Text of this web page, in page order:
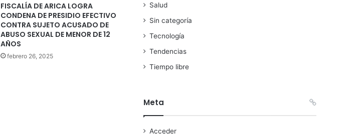
FISCALÍA DE ARICA LOGRA
CONDENA DE PRESIDIO EFECTIVO
CONTRA SUJETO ACUSADO DE
ABUSO SEXUAL DE MENOR DE 12
AÑOS
febrero 26, 2025
Salud
Sin categoría
Tecnología
Tendencias
Tiempo libre
Meta
Acceder